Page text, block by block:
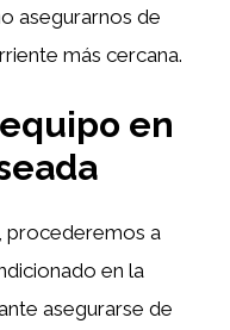
asegurarnos de
más cercana.
en
procederemos a
en la
asegurarse de